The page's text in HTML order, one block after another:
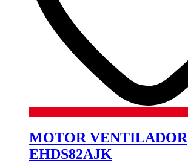
MOTOR VENTILADOR
EHDS82AJK